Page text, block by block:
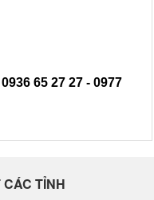
65 27 27 - 0977
TỈNH